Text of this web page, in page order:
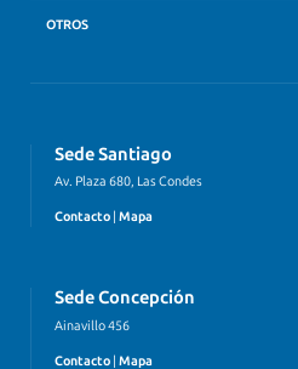
OTROS
Sede Santiago
Av. Plaza 680, Las Condes
Contacto Mapa
Sede Concepción
Ainavillo 456
Contacto | Mapa